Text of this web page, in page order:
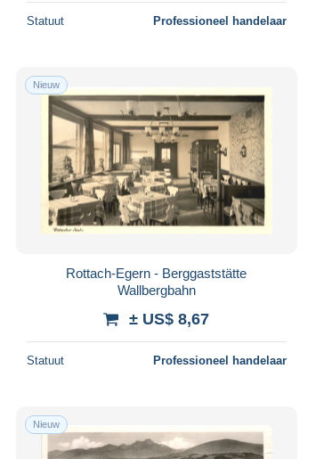
Statuut Professioneel handelaar
Nieuw
Rottach-Egern - Berggaststätte
Wallbergbahn
± US$ 8,67
Statuut Professioneel handelaar
Nieuw